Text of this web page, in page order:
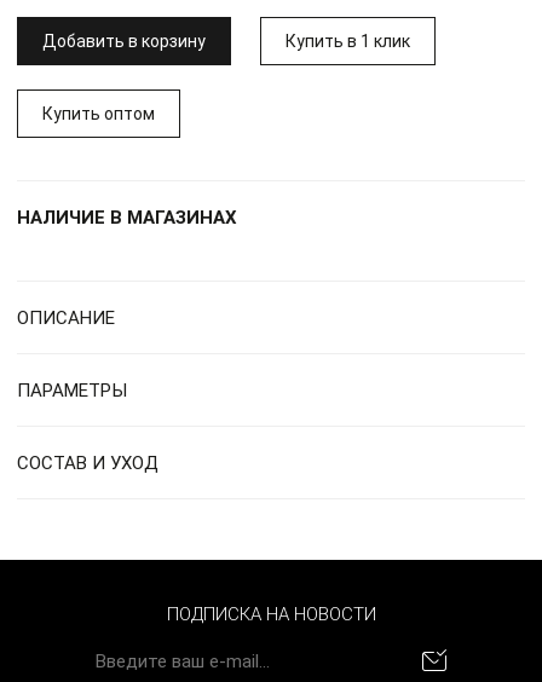
Добавить в корзину Купить в 1 клик
Купить оптом
НАЛИЧИЕ В МАГАЗИНАХ
ОПИСАНИЕ
ПАРАМЕТРЫ
СОСТАВ И УХОД
ПОДПИСКА НА НОВОСТИ